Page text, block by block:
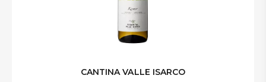
CANTINA VALLE ISARCO